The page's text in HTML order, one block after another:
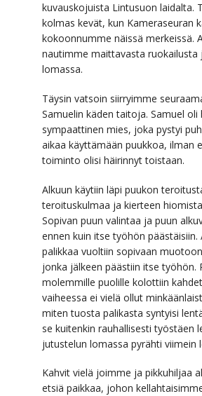
kuvauskojuista Lintusuon laidalta.
kolmas kevät, kun Kameraseuran
kokoonnumme näissä merkeissä.
nautimme maittavasta ruokailusta
lomassa.
Täysin vatsoin siirryimme
Samuelin käden taitoja. Samuel oli
sympaattinen mies, joka pystyi
aikaa käyttämään puukkoa, ilman
toiminto olisi häirinnyt toistaan.
Alkuun käytiin läpi puukon
teroituskulmaa ja kierteen
Sopivan puun valintaa ja puun
ennen kuin itse työhön päästäisiin.
palikkaa vuoltiin sopivaan
jonka jälkeen päästiin itse työhön.
molemmille puolille kolottiin
vaiheessa ei vielä ollut
miten tuosta palikasta syntyisi
se kuitenkin rauhallisesti työstäen
jutustelun lomassa pyrähti viimein
Kahvit vielä joimme ja pikkuhiljaa
etsiä paikkaa, johon